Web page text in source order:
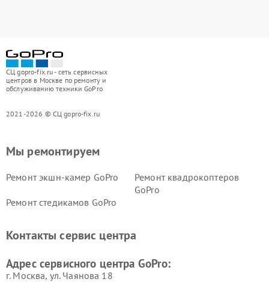
СЦ gopro-fix.ru - сеть сервисных
центров в Москве по ремонту и
обслуживанию техники GoPro
2021-2026 © СЦ gopro-fix.ru
Мы ремонтируем
Ремонт экшн-камер GoPro
Ремонт квадрокоптеров
GoPro
Ремонт стедикамов GoPro
Контакты сервис центра
Адрес сервисного центра GoPro:
г. Москва, ул. Чаянова 18